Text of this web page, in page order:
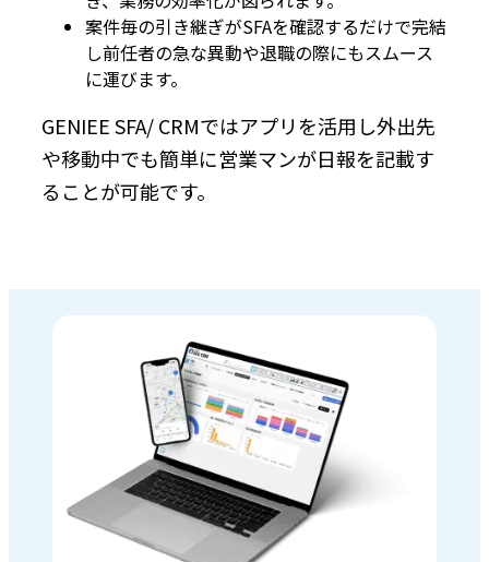
案件毎の引き継ぎがSFAを確認するだけで完結
し前任者の急な異動や退職の際にもスムース
に運びます。
GENIEE SFA/ CRMではアプリを活用し外出先
や移動中でも簡単に営業マンが日報を記載す
ることが可能です。